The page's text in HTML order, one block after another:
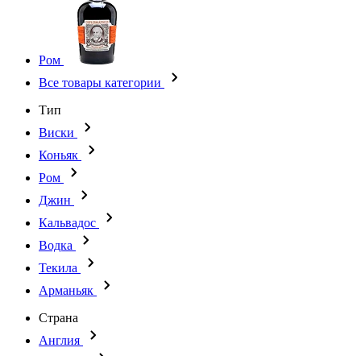
Ром
Все товары категории
Тип
Виски
Коньяк
Ром
Джин
Кальвадос
Водка
Текила
Арманьяк
Страна
Англия